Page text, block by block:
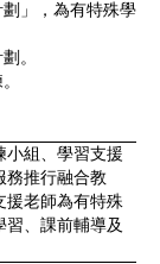
」，為有特殊學
。
小組、學習支援
務推行融合教
援老師為有特殊
習、課前輔導及